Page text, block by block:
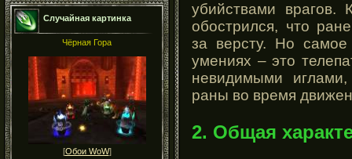
Случайная картинка
Чёрная Гора
[Обои WoW]
убийствами врагов.
обострился, что
за версту. Но
умениях – это
невидимыми
раны во время
2. Общая